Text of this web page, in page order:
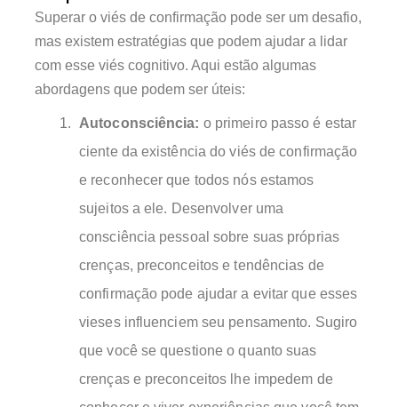
Superar o viés de confirmação pode ser um desafio,
mas existem estratégias que podem ajudar a lidar
com esse viés cognitivo. Aqui estão algumas
abordagens que podem ser úteis:
Autoconsciência: o primeiro passo é estar
ciente da existência do viés de confirmação
e reconhecer que todos nós estamos
sujeitos a ele. Desenvolver uma
consciência pessoal sobre suas próprias
crenças, preconceitos e tendências de
confirmação pode ajudar a evitar que esses
vieses influenciem seu pensamento. Sugiro
que você se questione o quanto suas
crenças e preconceitos lhe impedem de